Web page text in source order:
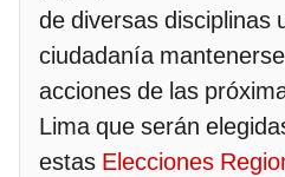
de diversas disciplinas
ciudadanía
acciones de las
Lima que serán
estas Elecciones